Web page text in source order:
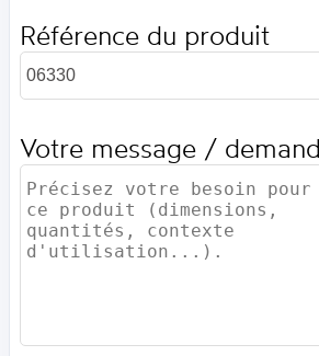
Référence du produit
Votre message /